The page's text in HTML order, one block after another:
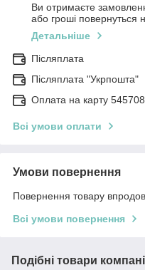
Ви отримаєте
або гроші повернуться
Детальніше
Післяплата
Післяплата "Укрпошта"
Оплата на карту
Всі умови оплати
Умови повернення
Повернення товару
Всі умови повернення
Подібні товари